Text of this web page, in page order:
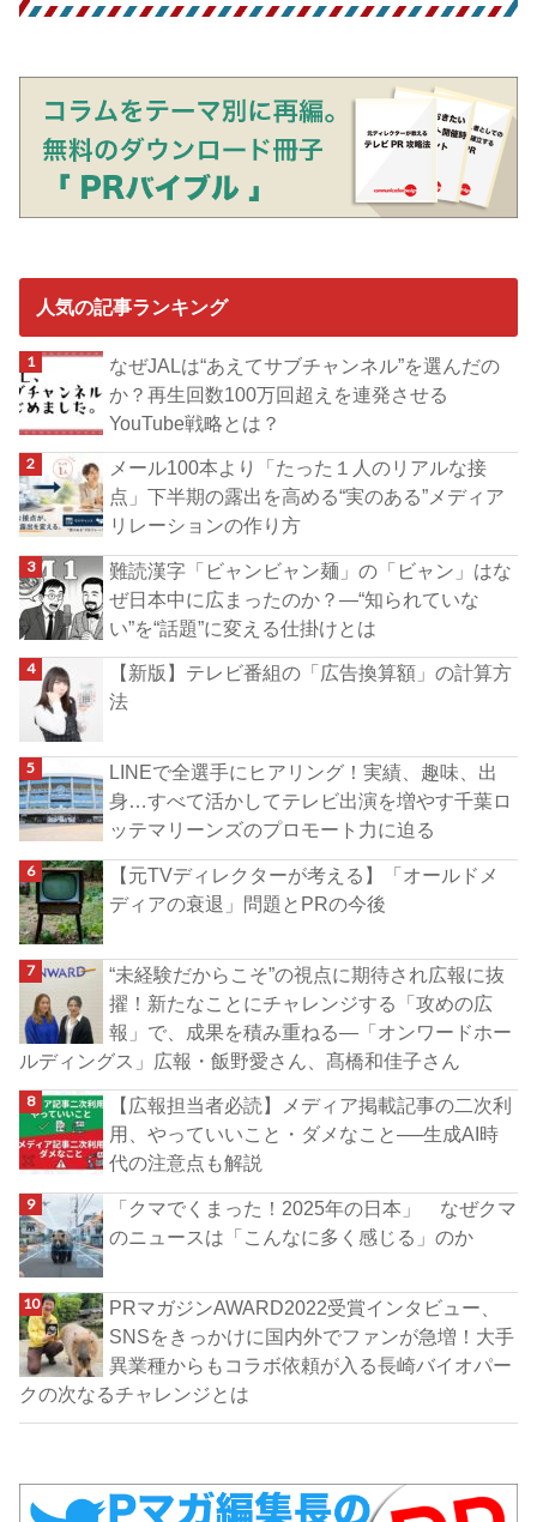
人気の記事ランキング
なぜJALは“あえてサブチャンネル”を選んだの
か？再生回数100万回超えを連発させる
YouTube戦略とは？
メール100本より「たった１人のリアルな接
点」下半期の露出を高める“実のある”メディア
リレーションの作り方
難読漢字「ビャンビャン麺」の「ビャン」はな
ぜ日本中に広まったのか？―“知られていな
い”を“話題”に変える仕掛けとは
【新版】テレビ番組の「広告換算額」の計算方
法
LINEで全選手にヒアリング！実績、趣味、出
身…すべて活かしてテレビ出演を増やす千葉ロ
ッテマリーンズのプロモート力に迫る
【元TVディレクターが考える】「オールドメ
ディアの衰退」問題とPRの今後
“未経験だからこそ”の視点に期待され広報に抜
擢！新たなことにチャレンジする「攻めの広
報」で、成果を積み重ねる―「オンワードホー
ルディングス」広報・飯野愛さん、髙橋和佳子さん
【広報担当者必読】メディア掲載記事の二次利
用、やっていいこと・ダメなこと──生成AI時
代の注意点も解説
「クマでくまった！2025年の日本」 なぜクマ
のニュースは「こんなに多く感じる」のか
PRマガジンAWARD2022受賞インタビュー、
SNSをきっかけに国内外でファンが急増！大手
異業種からもコラボ依頼が入る長崎バイオパー
クの次なるチャレンジとは